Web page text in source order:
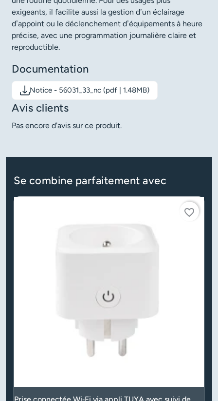
exigeants, il facilite aussi la gestion d’un éclairage
d’appoint ou le déclenchement d’équipements à heure
précise, avec une programmation journalière claire et
reproductible.
Documentation
Notice - 56031_33_nc (pdf | 1.48MB)
Télécharger le document: Notice - 56031_33_nc
Avis clients
Pas encore d'avis sur ce produit.
Se combine parfaitement avec
favorite_border